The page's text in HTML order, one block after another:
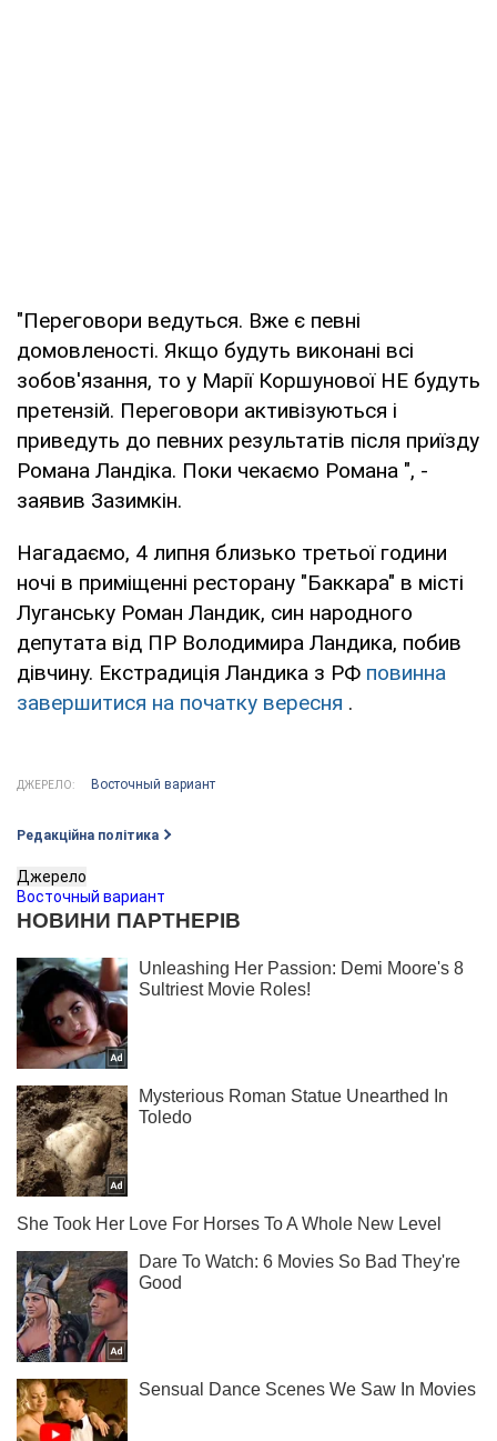
"Переговори ведуться. Вже є певні
домовленості. Якщо будуть виконані всі
зобов'язання, то у Марії Коршунової НЕ будуть
претензій. Переговори активізуються і
приведуть до певних результатів після приїзду
Романа Ландіка. Поки чекаємо Романа ", -
заявив Зазимкін.
Нагадаємо, 4 липня близько третьої години
ночі в приміщенні ресторану "Баккара" в місті
Луганську Роман Ландик, син народного
депутата від ПР Володимира Ландика, побив
дівчину. Екстрадиція Ландика з РФ повинна
завершитися на початку вересня .
ДЖЕРЕЛО: Восточный вариант
Редакційна політика
Джерело
Восточный вариант